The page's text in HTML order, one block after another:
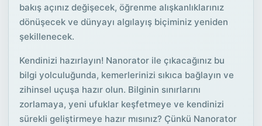
bakış açınız değişecek, öğrenme alışkanlıklarınız
dönüşecek ve dünyayı algılayış biçiminiz yeniden
şekillenecek.
Kendinizi hazırlayın! Nanorator ile çıkacağınız bu
bilgi yolculuğunda, kemerlerinizi sıkıca bağlayın ve
zihinsel uçuşa hazır olun. Bilginin sınırlarını
zorlamaya, yeni ufuklar keşfetmeye ve kendinizi
sürekli geliştirmeye hazır mısınız? Çünkü Nanorator